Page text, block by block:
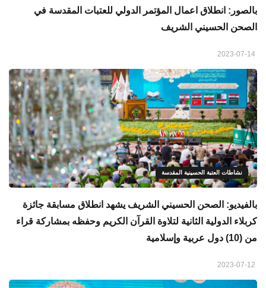
بالصور: انطلاق اعمال المؤتمر الدولي للعتبات المقدسة في
الصحن الحسيني الشريف
نشاطات العتبة الحسينية المقدسة
بالفيديو: الصحن الحسيني الشريف يشهد انطلاق مسابقة جائزة
كربلاء الدولية الثانية لتلاوة القرآن الكريم وحفظه بمشاركة قراء
من (10) دول عربية وإسلامية